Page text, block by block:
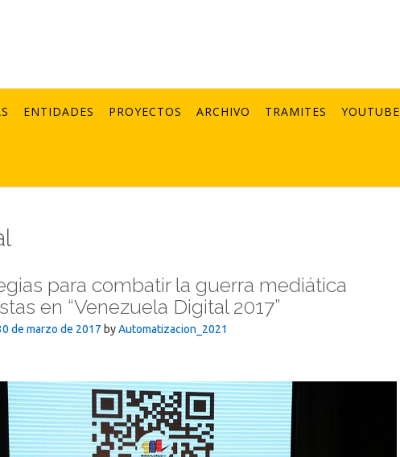
ENTIDADES PROYECTOS ARCHIVO TRAMITES YOUTUBE
para combatir la guerra mediática
en “Venezuela Digital 2017”
de marzo de 2017 byAutomatizacion_2021